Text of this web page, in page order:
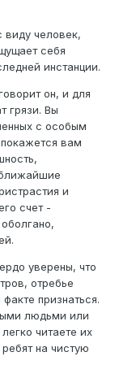
человек,
себя
инстанции.
он, и для
грязи. Вы
с особым
вам
и
счет -
уверены, что
отребье
признаться.
людьми или
читаете их
на чистую